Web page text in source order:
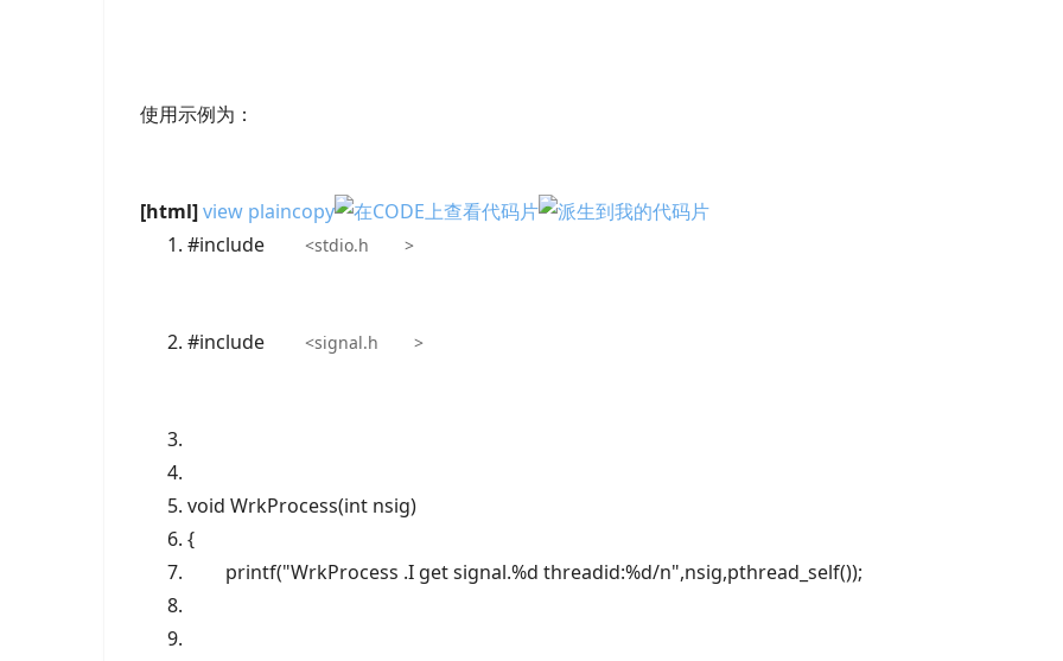
使用示例为：
[html]view plaincopy
#include
<stdio.h >
#include <signal.h >
void WrkProcess(int nsig)
{
printf("WrkProcess .I get signal.%d threadid:%d/n",nsig,pthread_self());